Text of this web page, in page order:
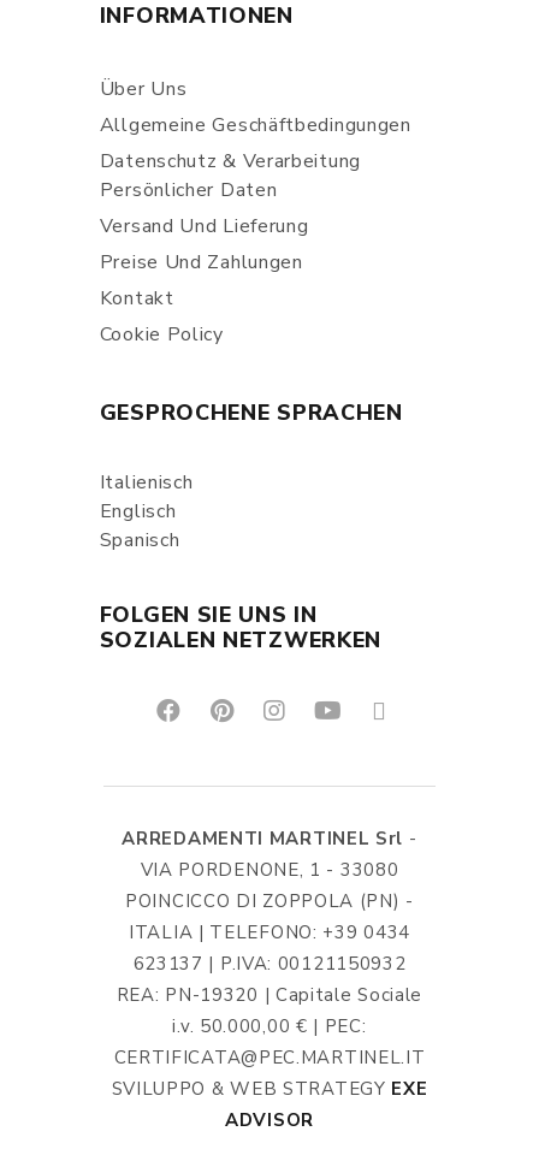
INFORMATIONEN
Über Uns
Allgemeine Geschäftbedingungen
Datenschutz & Verarbeitung
Persönlicher Daten
Versand Und Lieferung
Preise Und Zahlungen
Kontakt
Cookie Policy
GESPROCHENE SPRACHEN
Italienisch
Englisch
Spanisch
FOLGEN SIE UNS IN
SOZIALEN NETZWERKEN
ARREDAMENTI MARTINEL Srl -
VIA PORDENONE, 1 - 33080
POINCICCO DI ZOPPOLA (PN) -
ITALIA | TELEFONO: +39 0434
623137 | P.IVA: 00121150932
REA: PN-19320 | Capitale Sociale
i.v. 50.000,00 € | PEC:
CERTIFICATA@PEC.MARTINEL.IT
SVILUPPO & WEB STRATEGY EXE
ADVISOR